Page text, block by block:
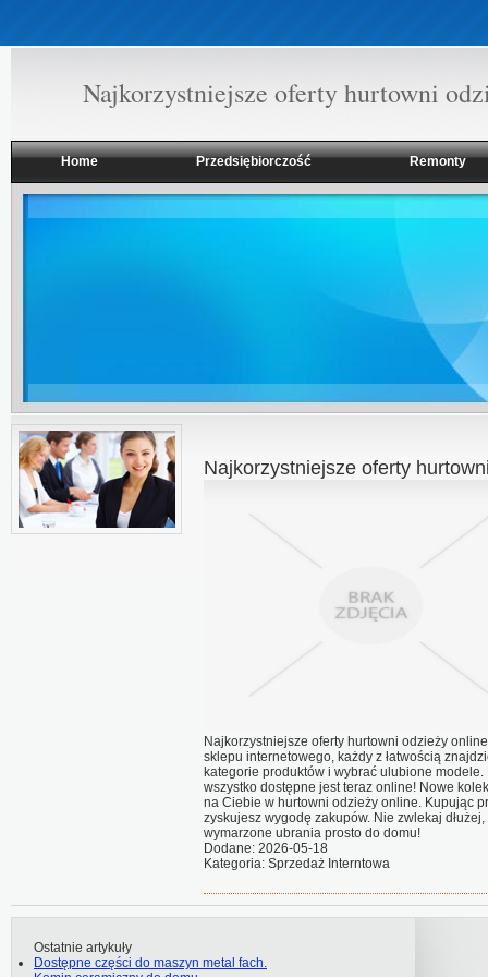
Najkorzystniejsze oferty hurtowni
Home Przedsiębiorczość Remonty
Najkorzystniejsze oferty
Najkorzystniejsze oferty hurtowni odzieży
sklepu internetowego, każdy z łatwością
kategorie produktów i wybrać ulubione
wszystko dostępne jest teraz online! Nowe
na Ciebie w hurtowni odzieży online. Kupując
zyskujesz wygodę zakupów. Nie zwlekaj
wymarzone ubrania prosto do domu!
Dodane: 2026-05-18
Kategoria: Sprzedaż Interntowa
Ostatnie artykuły
Dostępne części do maszyn metal fach.